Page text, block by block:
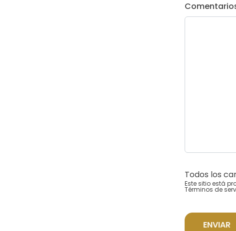
Todos los
Este sitio está
Términos de
ENVIAR